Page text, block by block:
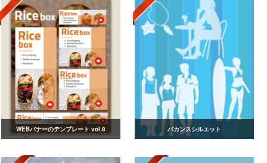
WEBバナーのテンプレート vol.8 バカンスシルエット